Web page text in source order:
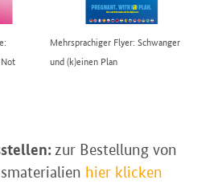
Mehrsprachiger Flyer: Schwanger
und (k)einen Plan
zur Bestellung von
hier klicken